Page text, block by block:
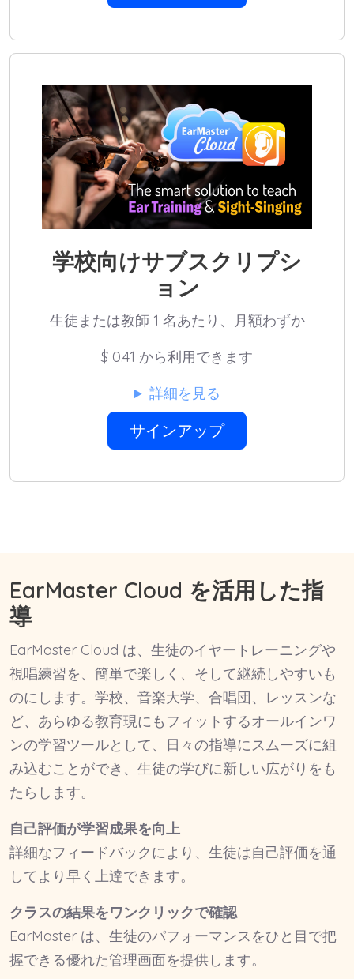
学校向けサブスクリプシ
ョン
生徒または教師 1 名あたり、月額わずか
$ 0.41 から利用できます
詳細を見る
サインアップ
EarMaster Cloud を活用した指
導
EarMaster Cloud は、生徒のイヤートレーニングや
視唱練習を、簡単で楽しく、そして継続しやすいも
のにします。学校、音楽大学、合唱団、レッスンな
ど、あらゆる教育現にもフィットするオールインワ
ンの学習ツールとして、日々の指導にスムーズに組
み込むことができ、生徒の学びに新しい広がりをも
たらします。
自己評価が学習成果を向上
詳細なフィードバックにより、生徒は自己評価を通
してより早く上達できます。
クラスの結果をワンクリックで確認
EarMaster は、生徒のパフォーマンスをひと目で把
握できる優れた管理画面を提供します。